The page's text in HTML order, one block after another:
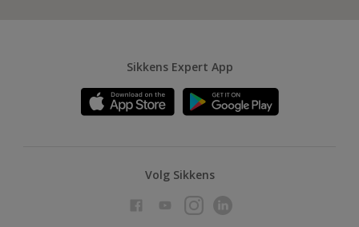
Sikkens Expert App
Volg Sikkens